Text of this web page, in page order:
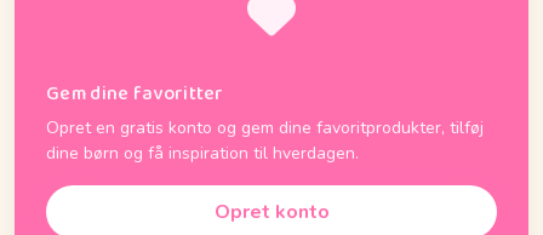
Gem dine favoritter
Opret en gratis konto og gem dine favoritprodukter, tilføj
dine børn og få inspiration til hverdagen.
Opret konto